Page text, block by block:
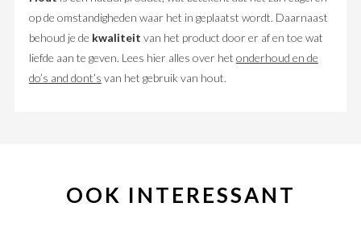
op de omstandigheden waar het in geplaatst wordt. Daarnaast
behoud je de kwaliteit van het product door er af en toe wat
liefde aan te geven. Lees hier alles over het onderhoud en de
do’s and dont’s van het gebruik van hout.
OOK INTERESSANT